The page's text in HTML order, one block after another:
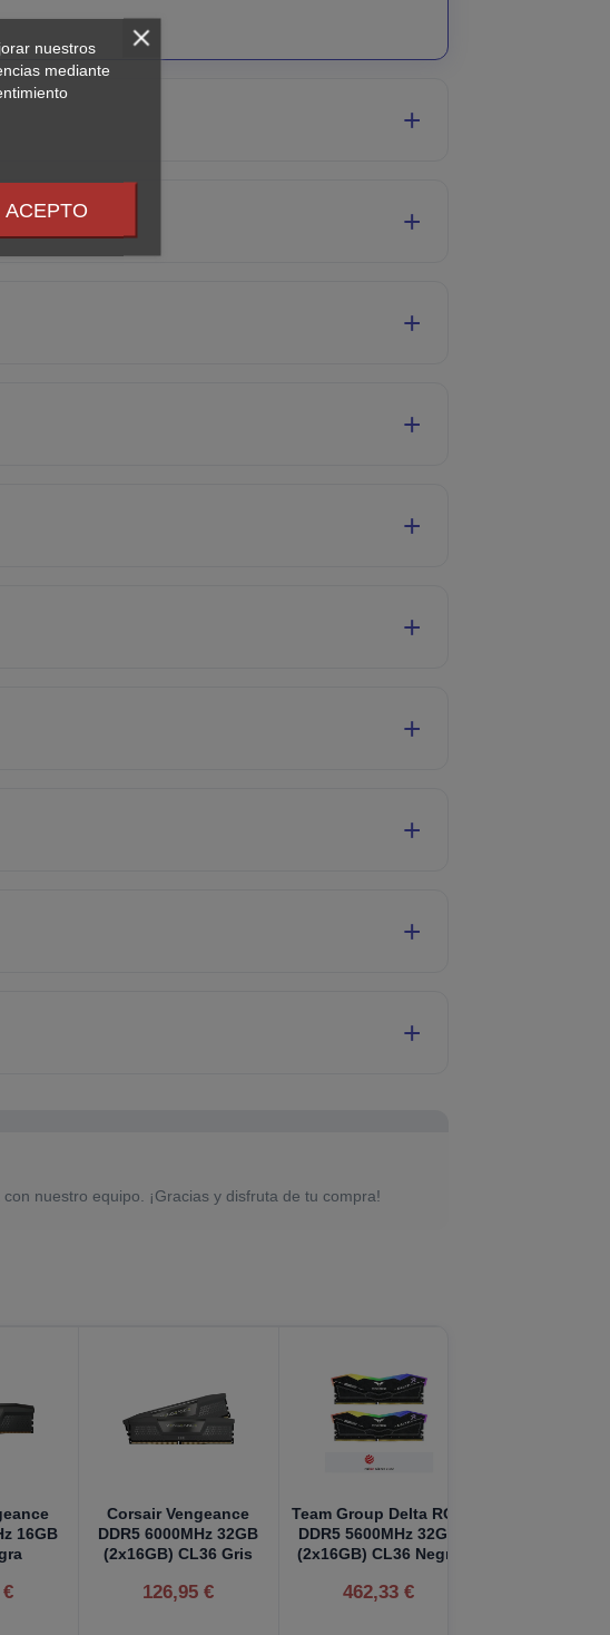
nuestros
mediante
ACEPTO
nuestro equipo. ¡Gracias y disfruta de tu compra!
16GB
Corsair Vengeance
DDR5 6000MHz 32GB
(2x16GB) CL36 Gris
126,95 €
Team Group Delta RGB
DDR5 5600MHz 32GB
(2x16GB) CL36 Negra
462,33 €